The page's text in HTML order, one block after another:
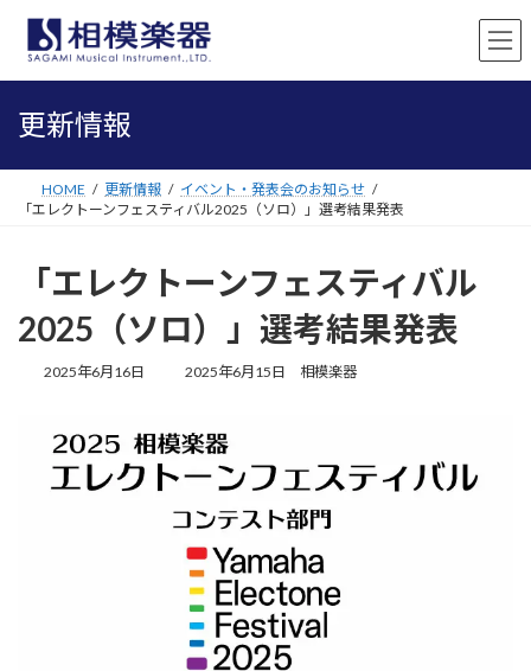
ン
ー
更新情報
HOME 更新情報
イベント・発表会のお知らせ
「エレクトーンフェスティバル2025（ソロ）」選考結果発表
「エレクトーンフェスティバル
2025（ソロ）」選考結果発表
2025年6月16日
最
新
日
時
2025年6月15日 相模楽器